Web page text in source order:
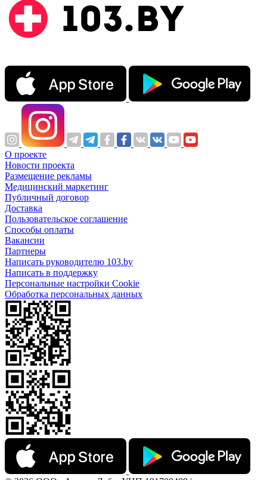
О проекте
Новости проекта
Размещение рекламы
Медицинский маркетинг
Публичный договор
Доставка
Пользовательское соглашение
Способы оплаты
Вакансии
Партнеры
Написать руководителю 103.by
Написать в поддержку
Персональные настройки Cookie
Обработка персональных данных